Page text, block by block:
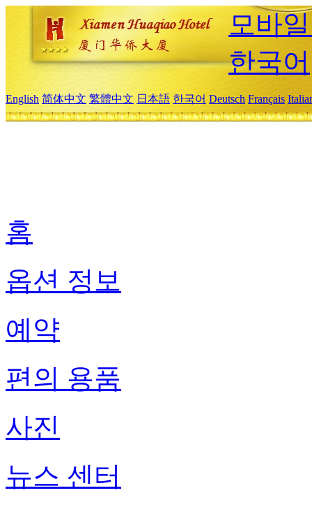
모바
한국어
English 简体中文 繁體中文 日本語 한국어 Deutsch Français
홈
옵션 정보
예약
편의 용품
사진
뉴스 센터